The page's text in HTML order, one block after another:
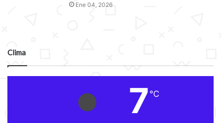
Ene 04, 2026
Clima
7 ℃